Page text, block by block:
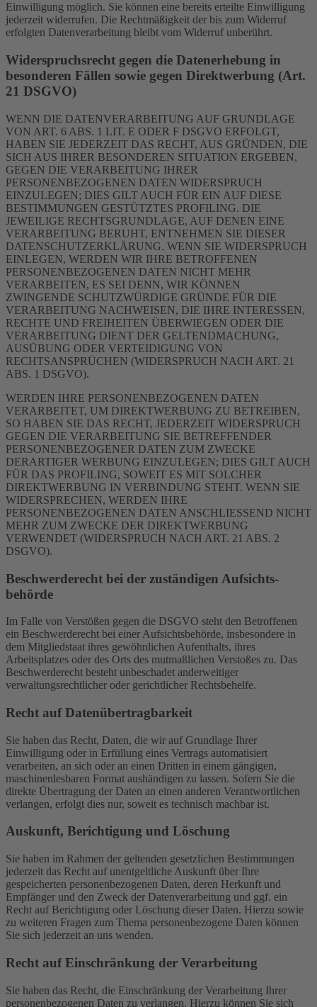
Einwilligung möglich. Sie können eine bereits erteilte Einwilligung
jederzeit widerrufen. Die Rechtmäßigkeit der bis zum Widerruf
erfolgten Datenverarbeitung bleibt vom Widerruf unberührt.
Widerspruchsrecht gegen die Datenerhebung in
besonderen Fällen sowie gegen Direktwerbung (Art.
21 DSGVO)
WENN DIE DATENVERARBEITUNG AUF GRUNDLAGE
VON ART. 6 ABS. 1 LIT. E ODER F DSGVO ERFOLGT,
HABEN SIE JEDERZEIT DAS RECHT, AUS GRÜNDEN, DIE
SICH AUS IHRER BESONDEREN SITUATION ERGEBEN,
GEGEN DIE VERARBEITUNG IHRER
PERSONENBEZOGENEN DATEN WIDERSPRUCH
EINZULEGEN; DIES GILT AUCH FÜR EIN AUF DIESE
BESTIMMUNGEN GESTÜTZTES PROFILING. DIE
JEWEILIGE RECHTSGRUNDLAGE, AUF DENEN EINE
VERARBEITUNG BERUHT, ENTNEHMEN SIE DIESER
DATENSCHUTZERKLÄRUNG. WENN SIE WIDERSPRUCH
EINLEGEN, WERDEN WIR IHRE BETROFFENEN
PERSONENBEZOGENEN DATEN NICHT MEHR
VERARBEITEN, ES SEI DENN, WIR KÖNNEN
ZWINGENDE SCHUTZWÜRDIGE GRÜNDE FÜR DIE
VERARBEITUNG NACHWEISEN, DIE IHRE INTERESSEN,
RECHTE UND FREIHEITEN ÜBERWIEGEN ODER DIE
VERARBEITUNG DIENT DER GELTENDMACHUNG,
AUSÜBUNG ODER VERTEIDIGUNG VON
RECHTSANSPRÜCHEN (WIDERSPRUCH NACH ART. 21
ABS. 1 DSGVO).
WERDEN IHRE PERSONENBEZOGENEN DATEN
VERARBEITET, UM DIREKTWERBUNG ZU BETREIBEN,
SO HABEN SIE DAS RECHT, JEDERZEIT WIDERSPRUCH
GEGEN DIE VERARBEITUNG SIE BETREFFENDER
PERSONENBEZOGENER DATEN ZUM ZWECKE
DERARTIGER WERBUNG EINZULEGEN; DIES GILT AUCH
FÜR DAS PROFILING, SOWEIT ES MIT SOLCHER
DIREKTWERBUNG IN VERBINDUNG STEHT. WENN SIE
WIDERSPRECHEN, WERDEN IHRE
PERSONENBEZOGENEN DATEN ANSCHLIESSEND NICHT
MEHR ZUM ZWECKE DER DIREKTWERBUNG
VERWENDET (WIDERSPRUCH NACH ART. 21 ABS. 2
DSGVO).
Beschwerde­recht bei der zuständigen Aufsichts­
behörde
Im Falle von Verstößen gegen die DSGVO steht den Betroffenen
ein Beschwerderecht bei einer Aufsichtsbehörde, insbesondere in
dem Mitgliedstaat ihres gewöhnlichen Aufenthalts, ihres
Arbeitsplatzes oder des Orts des mutmaßlichen Verstoßes zu. Das
Beschwerderecht besteht unbeschadet anderweitiger
verwaltungsrechtlicher oder gerichtlicher Rechtsbehelfe.
Recht auf Daten­übertrag­barkeit
Sie haben das Recht, Daten, die wir auf Grundlage Ihrer
Einwilligung oder in Erfüllung eines Vertrags automatisiert
verarbeiten, an sich oder an einen Dritten in einem gängigen,
maschinenlesbaren Format aushändigen zu lassen. Sofern Sie die
direkte Übertragung der Daten an einen anderen Verantwortlichen
verlangen, erfolgt dies nur, soweit es technisch machbar ist.
Auskunft, Berichtigung und Löschung
Sie haben im Rahmen der geltenden gesetzlichen Bestimmungen
jederzeit das Recht auf unentgeltliche Auskunft über Ihre
gespeicherten personenbezogenen Daten, deren Herkunft und
Empfänger und den Zweck der Datenverarbeitung und ggf. ein
Recht auf Berichtigung oder Löschung dieser Daten. Hierzu sowie
zu weiteren Fragen zum Thema personenbezogene Daten können
Sie sich jederzeit an uns wenden.
Recht auf Einschränkung der Verarbeitung
Sie haben das Recht, die Einschränkung der Verarbeitung Ihrer
personenbezogenen Daten zu verlangen. Hierzu können Sie sich